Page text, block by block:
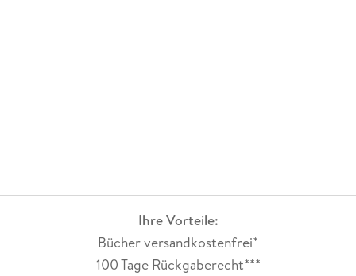
Ihre Vorteile:
Bücher versandkostenfrei*
100 Tage Rückgaberecht***